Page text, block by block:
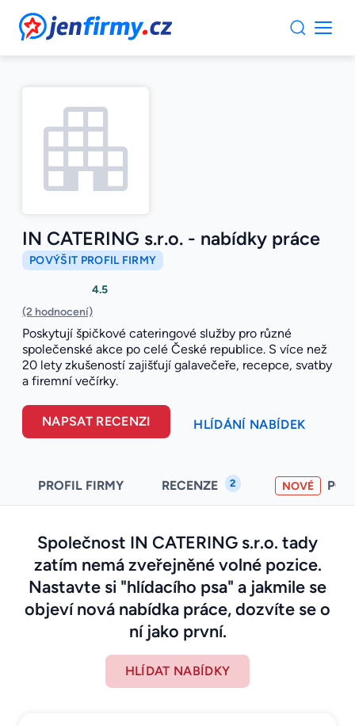
JenFirmy.cz
IN CATERING s.r.o. - nabídky práce
POVÝŠIT PROFIL FIRMY
4.5
(2 hodnocení)
Poskytují špičkové cateringové služby pro různé
společenské akce po celé České republice. S více než
20 lety zkušeností zajišťují galavečeře, recepce, svatby
a firemní večírky.
NAPSAT RECENZI HLÍDÁNÍ NABÍDEK
PROFIL FIRMY RECENZE 2 NOVÉ
Společnost IN CATERING s.r.o. tady
zatím nemá zveřejněné volné pozice.
Nastavte si "hlídacího psa" a jakmile se
objeví nová nabídka práce, dozvíte se o
ní jako první.
HLÍDAT NABÍDKY